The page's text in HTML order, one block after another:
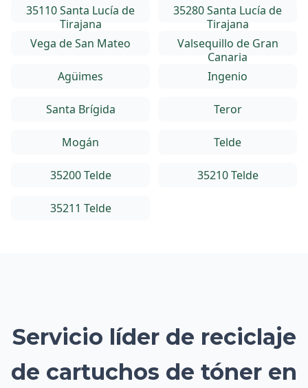
35110 Santa Lucía de
Tirajana
35280 Santa Lucía de
Tirajana
Vega de San Mateo
Valsequillo de Gran
Canaria
Agüimes
Ingenio
Santa Brígida Teror
Mogán Telde
35200 Telde 35210 Telde
35211 Telde
Servicio líder de reciclaje
de cartuchos de tóner en